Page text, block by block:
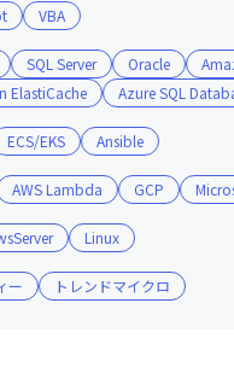
術スタックです。
にしながら、自社のイ
VBA
SQL Server Oracle
ElastiCache
Azure SQL
ECS/EKS Ansible
AWS Lambda GCP
Linux
ー トレンドマイクロ